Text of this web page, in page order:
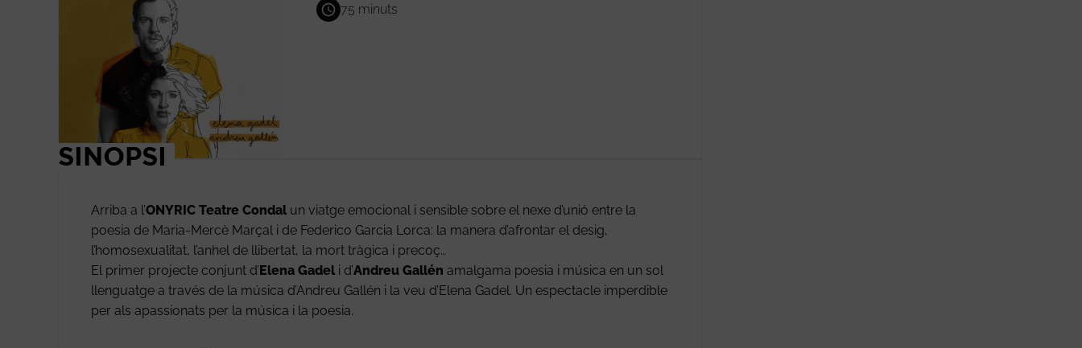
75 minuts
SINOPSI
Arriba a l’ONYRIC Teatre Condal un viatge emocional i sensible sobre el nexe d’unió entre la
poesia de Maria-Mercè Marçal i de Federico Garcia Lorca: la manera d’afrontar el desig,
l’homosexualitat, l’anhel de llibertat, la mort tràgica i precoç…
El primer projecte conjunt d’Elena Gadel i d’Andreu Gallén amalgama poesia i música en un sol
llenguatge a través de la música d’Andreu Gallén i la veu d’Elena Gadel. Un espectacle imperdible
per als apassionats per la música i la poesia.